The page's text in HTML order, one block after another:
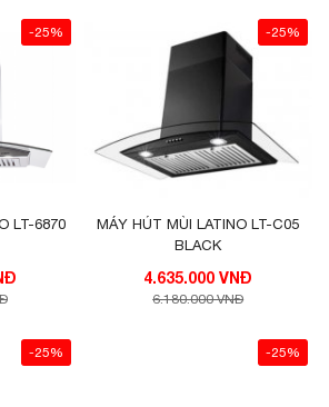
-25%
LT-6870
VNĐ
-25%
MÁY HÚT MÙI LATINO LT-C05
BLACK
4.635.000 VNĐ
6.180.000 VNĐ
-25% -25%